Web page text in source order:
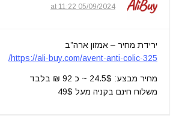
05/09/2024 at 11:22
ירידת מחיר – אמזון ארה”ב
https://ali-buy.com/avent-anti-colic-325/
מחיר מבצע: 24.5$ ~ כ 92 ₪ בלבד
משלוח חינם בקניה מעל 49$